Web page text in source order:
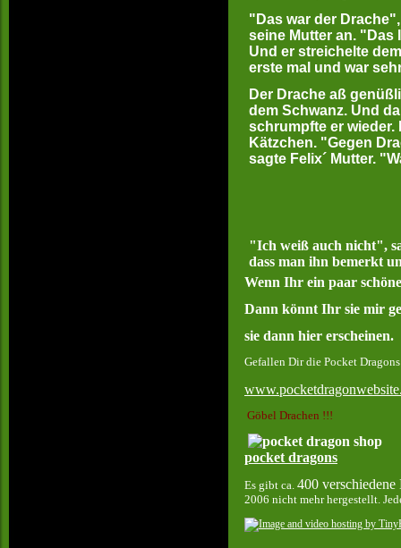
"Das war der
seine Mutter an. "Das
Und er streichelte
erste mal und war
Der Drache aß
dem Schwanz. Und
schrumpfte er wieder.
Kätzchen. "Gegen
sagte Felix´ Mutter.
"Ich weiß auch nicht",
dass man ihn bemerkt
Wenn Ihr ein paar
Dann könnt Ihr sie mir
sie dann hier erscheinen.
Gefallen Dir die Pocket
Göbel Drachen !!!
pocket dragons
Es gibt ca. 400 verschiedene
2006 nicht mehr hergestellt.